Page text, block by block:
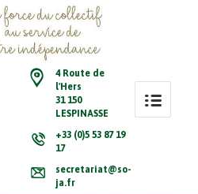
4 Route de
l'Hers
31 150
LESPINASSE
+33 (0)5 53 87 19
17
secretariat@so-
ja.fr